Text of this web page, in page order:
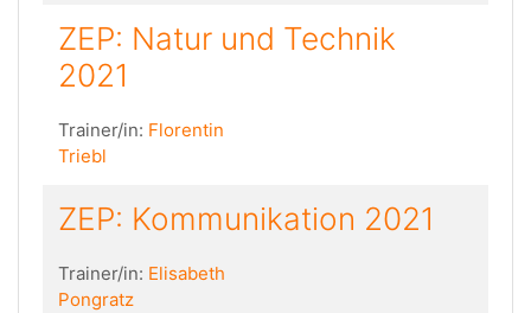
ZEP: Natur und Technik
2021
Trainer/in: Florentin
Triebl
ZEP: Kommunikation 2021
Trainer/in: Elisabeth
Pongratz